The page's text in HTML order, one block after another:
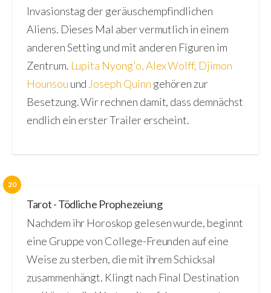
Invasionstag der geräuschempfindlichen
Aliens. Dieses Mal aber vermutlich in einem
anderen Setting und mit anderen Figuren im
Zentrum. Lupita Nyong'o,Alex Wolff, Djimon
Hounsou und Joseph Quinn gehören zur
Besetzung. Wir rechnen damit, dass demnächst
endlich ein erster Trailer erscheint.
20
Tarot - Tödliche Prophezeiung
Nachdem ihr Horoskop gelesen wurde, beginnt
eine Gruppe von College-Freunden auf eine
Weise zu sterben, die mit ihrem Schicksal
zusammenhängt. Klingt nach Final Destination